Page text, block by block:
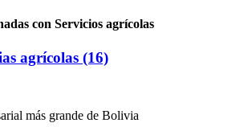
con Servicios agrícolas
agrícolas (16)
más grande de Bolivia